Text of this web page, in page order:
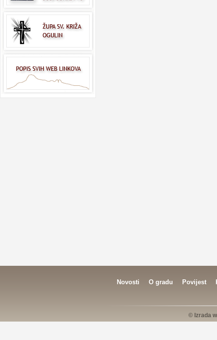
Novosti O gradu Povijest
© Izrada